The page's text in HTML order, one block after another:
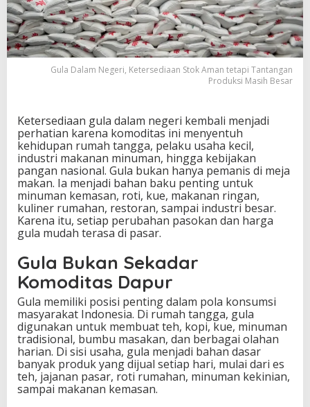
s
e
d
i
a
a
o
k
A
m
a
n
t
e
t
a
i
T
a
n
t
a
n
g
a
n
P
r
Gula Dalam Negeri, Ketersediaan Stok Aman tetapi Tantangan
Produksi Masih Besar
Ketersediaan gula dalam negeri kembali menjadi
perhatian karena komoditas ini menyentuh
kehidupan rumah tangga, pelaku usaha kecil,
industri makanan minuman, hingga kebijakan
pangan nasional. Gula bukan hanya pemanis di meja
makan. Ia menjadi bahan baku penting untuk
minuman kemasan, roti, kue, makanan ringan,
kuliner rumahan, restoran, sampai industri besar.
Karena itu, setiap perubahan pasokan dan harga
gula mudah terasa di pasar.
Gula Bukan Sekadar
Komoditas Dapur
Gula memiliki posisi penting dalam pola konsumsi
masyarakat Indonesia. Di rumah tangga, gula
digunakan untuk membuat teh, kopi, kue, minuman
tradisional, bumbu masakan, dan berbagai olahan
harian. Di sisi usaha, gula menjadi bahan dasar
banyak produk yang dijual setiap hari, mulai dari es
teh, jajanan pasar, roti rumahan, minuman kekinian,
sampai makanan kemasan.